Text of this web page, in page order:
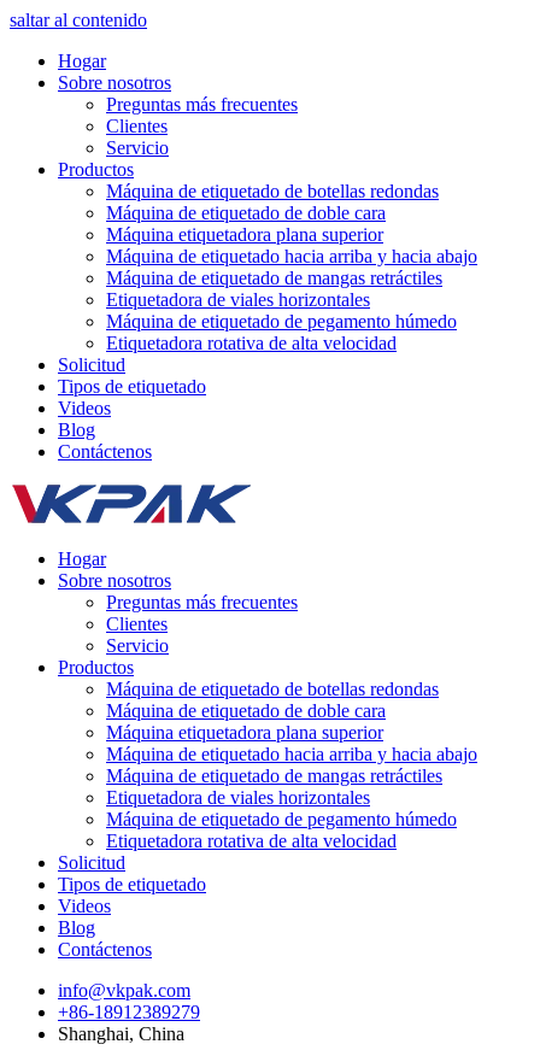
saltar al contenido
Hogar
Sobre nosotros
Preguntas más frecuentes
Clientes
Servicio
Productos
Máquina de etiquetado de botellas redondas
Máquina de etiquetado de doble cara
Máquina etiquetadora plana superior
Máquina de etiquetado hacia arriba y hacia abajo
Máquina de etiquetado de mangas retráctiles
Etiquetadora de viales horizontales
Máquina de etiquetado de pegamento húmedo
Etiquetadora rotativa de alta velocidad
Solicitud
Tipos de etiquetado
Videos
Blog
Contáctenos
Hogar
Sobre nosotros
Preguntas más frecuentes
Clientes
Servicio
Productos
Máquina de etiquetado de botellas redondas
Máquina de etiquetado de doble cara
Máquina etiquetadora plana superior
Máquina de etiquetado hacia arriba y hacia abajo
Máquina de etiquetado de mangas retráctiles
Etiquetadora de viales horizontales
Máquina de etiquetado de pegamento húmedo
Etiquetadora rotativa de alta velocidad
Solicitud
Tipos de etiquetado
Videos
Blog
Contáctenos
info@vkpak.com
+86-18912389279
Shanghai, China